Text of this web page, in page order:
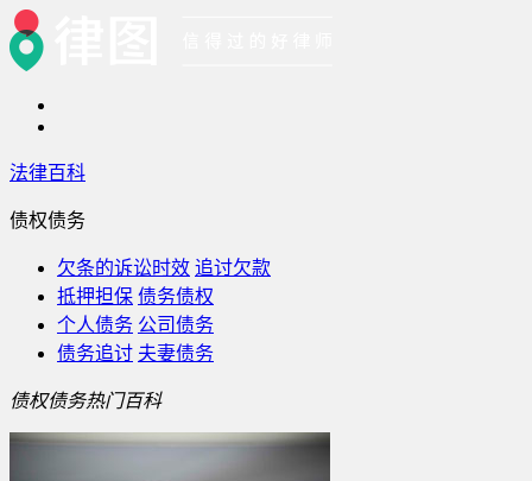
法律百科
债权债务
欠条的诉讼时效 追讨欠款
抵押担保 债务债权
个人债务 公司债务
债务追讨 夫妻债务
债权债务热门百科